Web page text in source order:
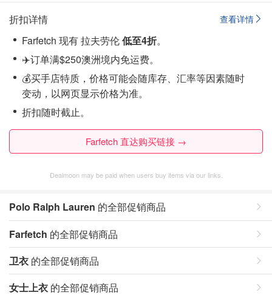
查看详情
折扣详情
Farfetch 现有 拉夫劳伦低至4折。
✈️订单满$250澳洲境内免运费。
💰买手店特质，价格可能会随库存、汇率等因素随时
变动，以网页显示价格为准。
折扣随时截止。
Farfetch 直达购买链接 →
Dealmoon may be paid when users buy items via our links.
Polo Ralph Lauren 的全部促销商品
Farfetch 的全部促销商品
卫衣 的全部促销商品
女士上衣 的全部促销商品